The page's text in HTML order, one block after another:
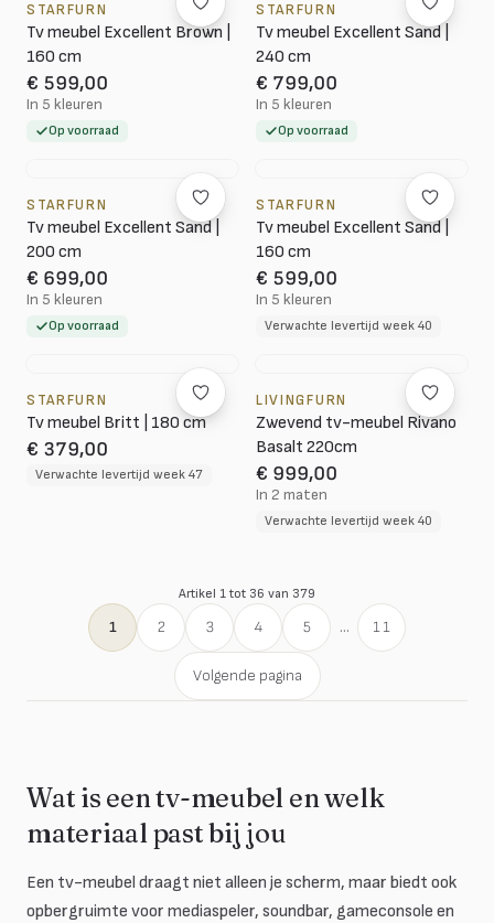
STARFURN
Tv meubel Excellent Brown |
160 cm
€ 599,00
In 5 kleuren
Op voorraad
STARFURN
Tv meubel Excellent Sand |
240 cm
€ 799,00
In 5 kleuren
Op voorraad
STARFURN
Tv meubel Excellent Sand |
200 cm
€ 699,00
In 5 kleuren
Op voorraad
STARFURN
Tv meubel Excellent Sand |
160 cm
€ 599,00
In 5 kleuren
Verwachte levertijd week 40
STARFURN
Tv meubel Britt | 180 cm
€ 379,00
Verwachte levertijd week 47
LIVINGFURN
Zwevend tv-meubel Rivano
Basalt 220cm
€ 999,00
In 2 maten
Verwachte levertijd week 40
Artikel 1 tot 36 van 379
1 2 3 4 5 ... 11
Volgende pagina
Wat is een tv-meubel en welk
materiaal past bij jou
Een tv-meubel draagt niet alleen je scherm, maar biedt ook
opbergruimte voor mediaspeler, soundbar, gameconsole en